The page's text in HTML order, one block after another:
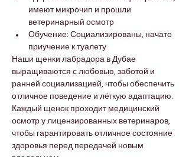
имеют микрочип и прошли
ветеринарный осмотр
Обучение: Социализированы, начато
приучение к туалету
Наши щенки лабрадора в Дубае
выращиваются с любовью, заботой и
ранней социализацией, чтобы обеспечить
отличное поведение и лёгкую адаптацию.
Каждый щенок проходит медицинский
осмотр у лицензированных ветеринаров,
чтобы гарантировать отличное состояние
здоровья перед передачей новым